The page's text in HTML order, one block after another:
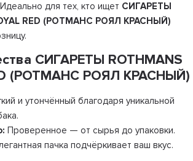
для тех, кто ищет СИГАРЕТЫ
RED (РОТМАНС РОЯЛ КРАСНЫЙ)
СИГАРЕТЫ ROTHMANS
(РОТМАНС РОЯЛ КРАСНЫЙ)
и утончённый благодаря уникальной
Проверенное — от сырья до упаковки.
пачка подчёркивает ваш вкус.